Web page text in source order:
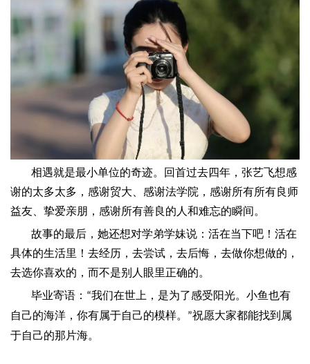
相遇就是最小单位的奇迹。回首过去四年，张艺飞想感
谢的太多太多，感谢贸大、感谢法学院，感谢所有所有良师
益友、挚爱亲朋，感谢所有善良的人和难忘的瞬间。
故事的最后，她还想对学弟学妹说：活在当下吧！活在
具体的生活里！去经历，去尝试，去后悔，去做你想做的，
去选你喜欢的，而不是别人眼里正确的。
毕业寄语：“我们在世上，是为了感受阳光。小鱼也有
自己的海洋，你有属于自己的模样。 ”祝愿大家都能找到属
于自己的那片海。